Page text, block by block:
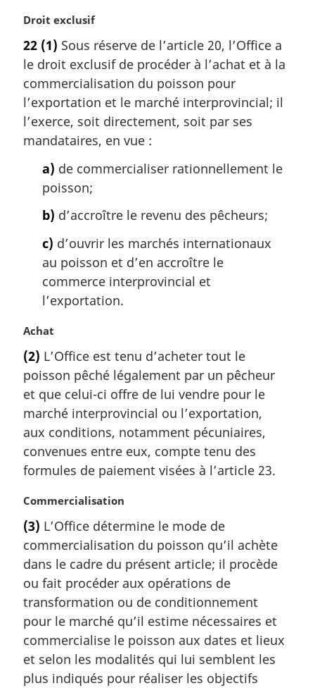
N
t
e
m
a
g
i
Droit exclusif
22 (1) Sous réserve de l’article 20, l’Office a
le droit exclusif de procéder à l’achat et à la
commercialisation du poisson pour
l’exportation et le marché interprovincial; il
l’exerce, soit directement, soit par ses
mandataires, en vue :
a) de commercialiser rationnellement le
poisson;
b) d’accroître le revenu des pêcheurs;
c) d’ouvrir les marchés internationaux
au poisson et d’en accroître le
commerce interprovincial et
l’exportation.
N
t
e
m
a
g
i
n
l
:
Achat
(2) L’Office est tenu d’acheter tout le
poisson pêché légalement par un pêcheur
et que celui-ci offre de lui vendre pour le
marché interprovincial ou l’exportation,
aux conditions, notamment pécuniaires,
convenues entre eux, compte tenu des
formules de paiement visées à l’article 23.
N
t
e
m
a
g
i
n
a
Commercialisation
(3) L’Office détermine le mode de
commercialisation du poisson qu’il achète
dans le cadre du présent article; il procède
ou fait procéder aux opérations de
transformation ou de conditionnement
pour le marché qu’il estime nécessaires et
commercialise le poisson aux dates et lieux
et selon les modalités qui lui semblent les
plus indiqués pour réaliser les objectifs